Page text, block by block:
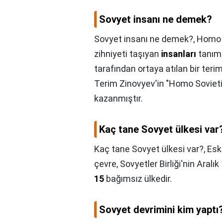
Sovyet insanı ne demek?
Sovyet insanı ne demek?,
zihniyeti taşıyan insanları
tarafından ortaya atılan bir
Terim Zinovyev'in "Homo
kazanmıştır.
Kaç tane Sovyet ülkesi
Kaç tane Sovyet ülkesi var?,
çevre, Sovyetler Birliği'nin
15 bağımsız ülkedir.
Sovyet devrimini kim